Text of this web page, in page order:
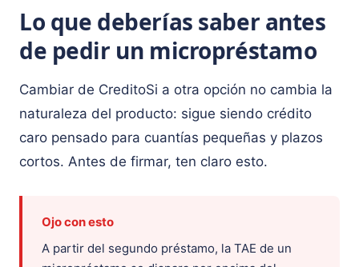
Lo que deberías saber antes
de pedir un micropréstamo
Cambiar de CreditoSi a otra opción no cambia la
naturaleza del producto: sigue siendo crédito
caro pensado para cuantías pequeñas y plazos
cortos. Antes de firmar, ten claro esto.
Ojo con esto
A partir del segundo préstamo, la TAE de un